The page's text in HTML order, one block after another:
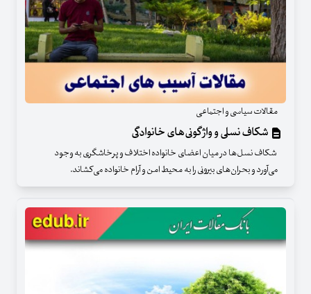
مقالات سیاسی و اجتماعی
شکاف نسلی و واژگونی‌های خانوادگی
شکاف نسل‌ها در میان اعضای خانواده اختلاف و پرخاشگری به وجود
می‌آورد و بحران‌های بیرونی را به محیط امن و آرام خانواده می‌کشاند.